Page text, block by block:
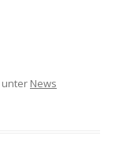
unter News